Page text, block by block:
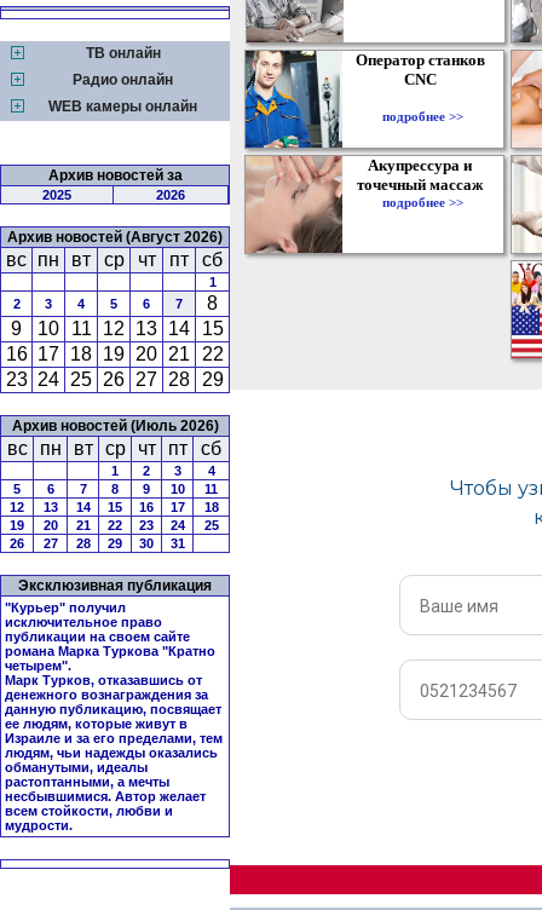
ТВ онлайн
Радио онлайн
WEB камеры онлайн
Архив новостей за
2025 2026
Архив новостей (Август 2026)
вс пн вт ср чт пт сб
1
2
3 4 5 6 7
8
9
10 11 12 13 14
15
16 17 18 19 20 21
22
23 24 25 26 27 28 29
Архив новостей (Июль 2026)
вс пн вт ср чт пт сб
1 2 3
4
5
6 7 8 9 10
11
12
13 14 15 16 17
18
19
20 21 22 23 24
25
26
27 28 29 30 31
Эксклюзивная публикация
"Курьер" получил
исключительное право
публикации на своем сайте
романа Марка Туркова "Кратно
четырем".
Марк Турков, отказавшись от
денежного вознаграждения за
данную публикацию, посвящает
ее людям, которые живут в
Израиле и за его пределами, тем
людям, чьи надежды оказались
обманутыми, идеалы
растоптанными, а мечты
несбывшимися. Автор желает
всем стойкости, любви и
мудрости.
Оператор станков
CNC
подробнее >>
Акупрессура и
точечный массаж
подробнее >>